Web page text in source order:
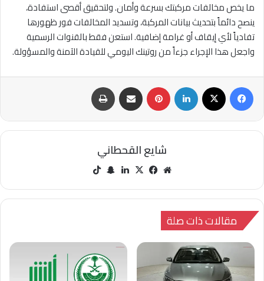
ما يخص مخالفات مركبتك بسرعة وأمان. ولتحقيق أقصى استفادة،
ينصح دائماً بتحديث بيانات المركبة، وتسديد المخالفات فور ظهورها
تفادياً لأي إيقاف أو غرامة إضافية. استعن فقط بالقنوات الرسمية
واجعل هذا الإجراء جزءاً من روتينك اليومي للقيادة الآمنة والمسؤولة.
فيسبوك ‫X لينكدإن بينتيريست مشاركة عبر البريد طباعة
شايع القحطاني
مو
الوي
في
وك
‫X لينك سنا
تشا
مقالات ذات صلة